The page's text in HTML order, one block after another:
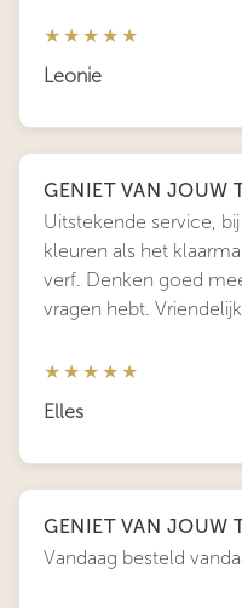
★★★★★
Leonie
GENIET VAN JOUW
Uitstekende service,
kleuren als het
verf. Denken goed
vragen hebt.
★★★★★
Elles
GENIET VAN JOUW
Vandaag besteld